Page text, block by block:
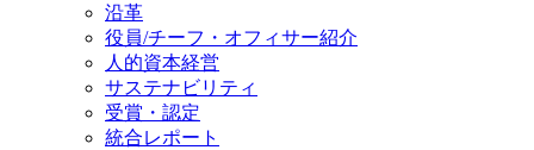
沿革
役員/チーフ・オフィサー紹介
人的資本経営
サステナビリティ
受賞・認定
統合レポート